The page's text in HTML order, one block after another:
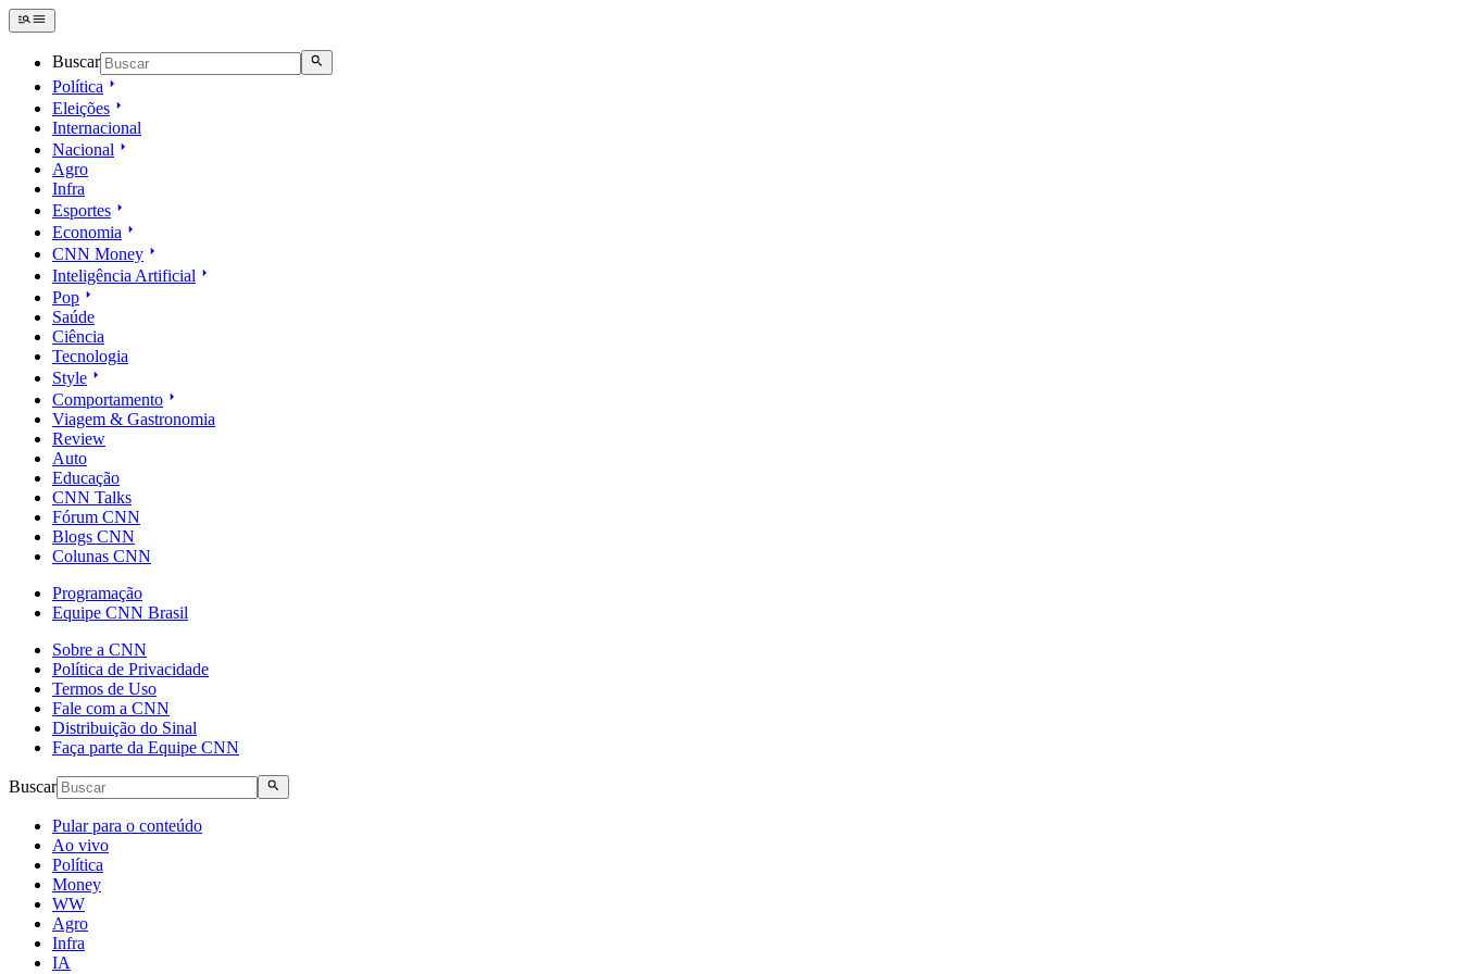
Buscar
Política
Eleições
Internacional
Nacional
Agro
Infra
Esportes
Economia
CNN Money
Inteligência Artificial
Pop
Saúde
Ciência
Tecnologia
Style
Comportamento
Viagem & Gastronomia
Review
Auto
Educação
CNN Talks
Fórum CNN
Blogs CNN
Colunas CNN
Programação
Equipe CNN Brasil
Sobre a CNN
Política de Privacidade
Termos de Uso
Fale com a CNN
Distribuição do Sinal
Faça parte da Equipe CNN
Buscar
Pular para o conteúdo
Ao vivo
Política
Money
WW
Agro
Infra
IA